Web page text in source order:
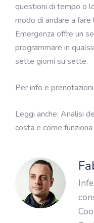
questioni di tempo o
modo di andare a fare
Emergenza offre un
programmare in
sette giorni su sette.
Per info e prenotazioni:
Leggi anche: Analisi
costa e come funziona